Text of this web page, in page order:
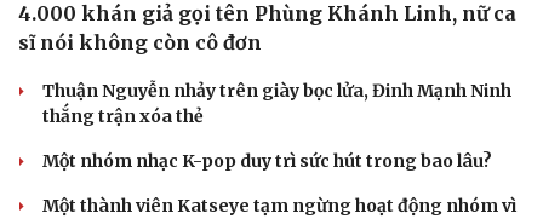
4.000 khán giả gọi tên Phùng Khánh Linh, nữ ca
sĩ nói không còn cô đơn
Thuận Nguyễn nhảy trên giày bọc lửa, Đinh Mạnh Ninh
thắng trận xóa thẻ
Một nhóm nhạc K-pop duy trì sức hút trong bao lâu?
Một thành viên Katseye tạm ngừng hoạt động nhóm vì